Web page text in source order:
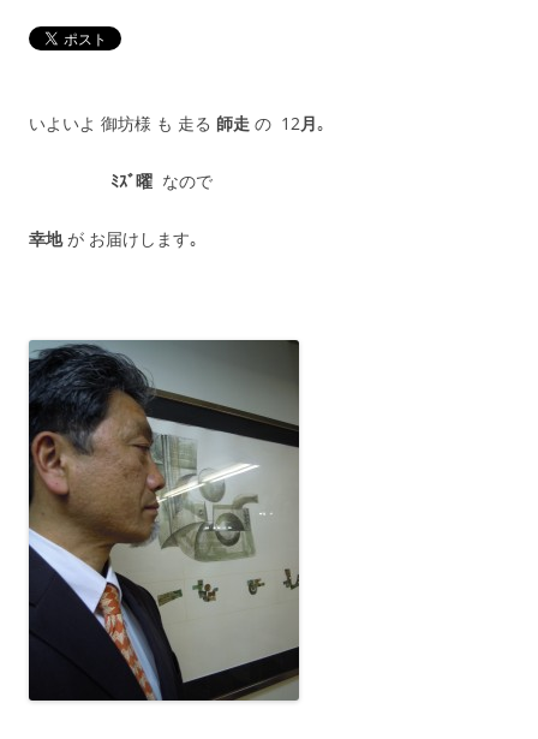
いよいよ 御坊様 も 走る 師走 の 12月｡
ﾐｽﾞ曜 なので
幸地が お届けします｡